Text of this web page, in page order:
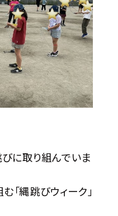
に取り組んでいま
「縄跳びウィーク」